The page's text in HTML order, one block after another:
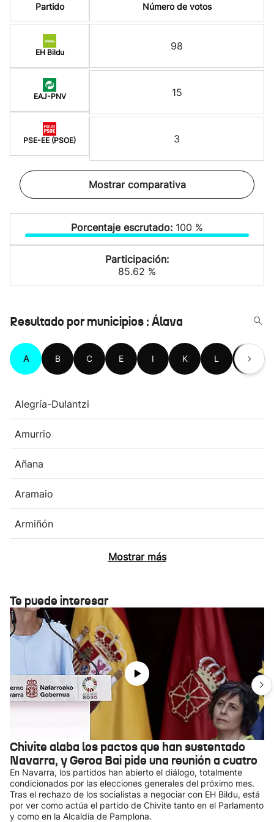
Partido
EH Bildu
EAJ-PNV
PSE-EE (PSOE)
Número de votos
98
15
3
Mostrar comparativa
Porcentaje escrutado: 100 %
Participación:
85.62 %
Resultado por municipios : Álava
A B C E I K L M
Alegría-Dulantzi
Amurrio
Añana
Aramaio
Armiñón
Mostrar más
Te puede interesar
Chivite alaba los pactos que han sustentado
Navarra, y Geroa Bai pide una reunión a cuatro
En Navarra, los partidos han abierto el diálogo, totalmente
condicionados por las elecciones generales del próximo mes.
Tras el rechazo de los socialistas a negociar con EH Bildu, está
por ver como actúa el partido de Chivite tanto en el Parlamento
y como en la Alcaldía de Pamplona.